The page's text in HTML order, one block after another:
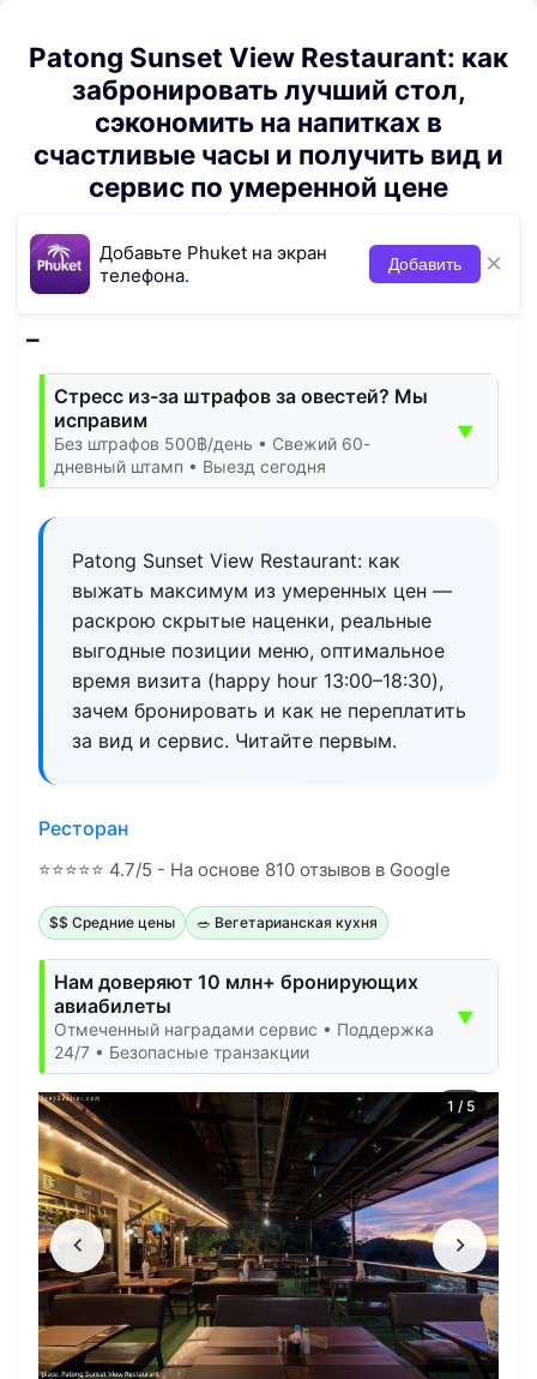
Patong Sunset View Restaurant: как
забронировать лучший стол,
сэкономить на напитках в
счастливые часы и получить вид и
сервис по умеренной цене
Добавьте Phuket на экран
телефона.
Добавить ×
Стресс из-за штрафов за овестей? Мы
исправим
Без штрафов 500฿/день • Свежий 60-
дневный штамп • Выезд сегодня
▼
Patong Sunset View Restaurant: как
выжать максимум из умеренных цен —
раскрою скрытые наценки, реальные
выгодные позиции меню, оптимальное
время визита (happy hour 13:00–18:30),
зачем бронировать и как не переплатить
за вид и сервис. Читайте первым.
Ресторан
⭐⭐⭐⭐⭐ 4.7/5 - На основе 810 отзывов в Google
$$ Средние цены 🥗 Вегетарианская кухня
Нам доверяют 10 млн+ бронирующих
авиабилеты
Отмеченный наградами сервис • Поддержка
24/7 • Безопасные транзакции
▼
1 / 5